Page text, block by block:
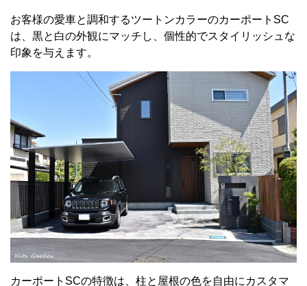
お客様の愛車と調和するツートンカラーのカーポートSC
は、黒と白の外観にマッチし、個性的でスタイリッシュな
印象を与えます。
カーポートSCの特徴は、柱と屋根の色を自由にカスタマ